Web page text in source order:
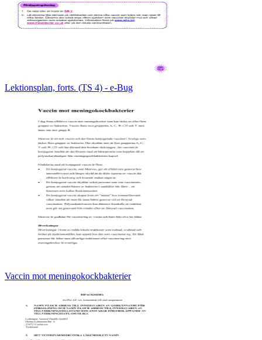
Lektionsplan, forts. (TS 4) - e-Bug
Vaccin mot meningokockbakterier